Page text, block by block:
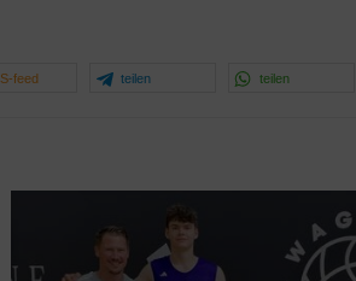
feed teilen teilen